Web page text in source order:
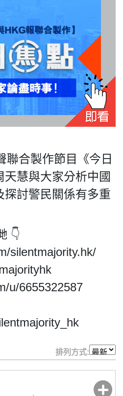
聯合製作節目《今日
慧與大家分析中國
探討警民關係有多重
👇
silentmajority.hk/
u/6655322587
排列方式: